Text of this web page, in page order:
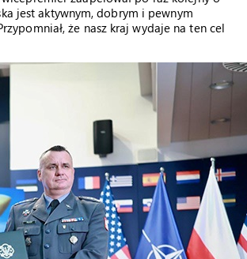
jest aktywnym, dobrym i pewnym
że nasz kraj wydaje na ten cel